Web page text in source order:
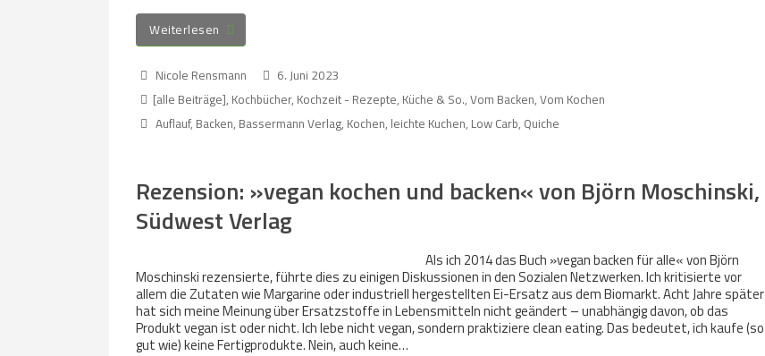
Weiterlesen
Nicole Rensmann
6. Juni 2023
[alle Beiträge], Kochbücher, Kochzeit - Rezepte, Küche & So.,Vom Backen,Vom Kochen
Auflauf, Backen, Bassermann Verlag, Kochen, leichte Kuchen, Low Carb, Quiche
Rezension: »vegan kochen und backen« von Björn Moschinski,
Südwest Verlag
Als ich 2014 das Buch »vegan backen für alle« von Björn
Moschinski rezensierte, führte dies zu einigen Diskussionen in den Sozialen Netzwerken. Ich kritisierte vor
allem die Zutaten wie Margarine oder industriell hergestellten Ei-Ersatz aus dem Biomarkt. Acht Jahre später
hat sich meine Meinung über Ersatzstoffe in Lebensmitteln nicht geändert – unabhängig davon, ob das
Produkt vegan ist oder nicht. Ich lebe nicht vegan, sondern praktiziere clean eating. Das bedeutet, ich kaufe (so
gut wie) keine Fertigprodukte. Nein, auch keine…